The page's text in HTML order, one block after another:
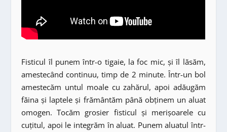
Fisticul îl punem într-o tigaie, la foc mic, și îl lăsăm,
amestecând continuu, timp de 2 minute. Într-un bol
amestecăm untul moale cu zahărul, apoi adăugăm
făina și laptele și frământăm până obținem un aluat
omogen. Tocăm grosier fisticul și merișoarele cu
cuțitul, apoi le integrăm în aluat. Punem aluatul într-